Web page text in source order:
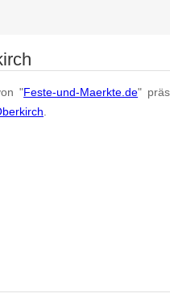
"Feste-und-Maerkte.de"
.